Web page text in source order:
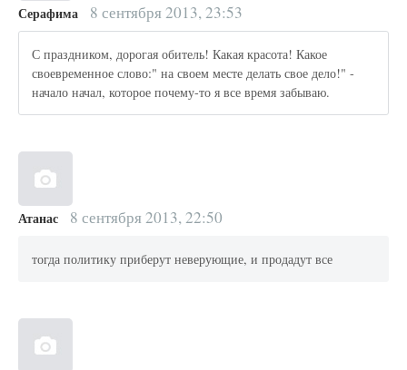
Серафима 8 сентября 2013, 23:53
С праздником, дорогая обитель! Какая красота! Какое
своевременное слово:" на своем месте делать свое дело!" -
начало начал, которое почему-то я все время забываю.
Атанас 8 сентября 2013, 22:50
тогда политику приберут неверующие, и продадут все